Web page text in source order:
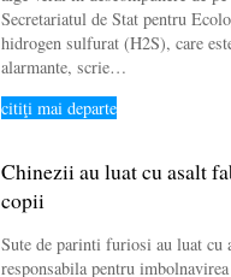
Secretariatul de Stat pentru
hidrogen sulfurat (H2S), care
alarmante, scrie…
citiţi mai departe
Chinezii au luat cu asalt
copii
Sute de parinti furiosi au luat cu
responsabila pentru